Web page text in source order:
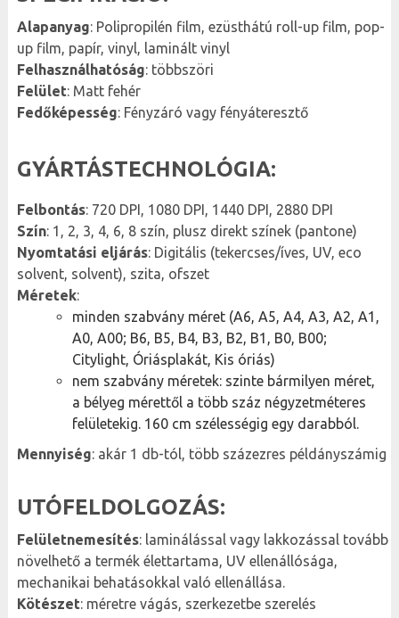
Alapanyag: Polipropilén film, ezüsthátú roll-up film, pop-
up film, papír, vinyl, laminált vinyl
Felhasználhatóság: többszöri
Felület: Matt fehér
Fedőképesség: Fényzáró vagy fényáteresztő
GYÁRTÁSTECHNOLÓGIA:
Felbontás: 720 DPI, 1080 DPI, 1440 DPI, 2880 DPI
Szín: 1, 2, 3, 4, 6, 8 szín, plusz direkt színek (pantone)
Nyomtatási eljárás: Digitális (tekercses/íves, UV, eco
solvent, solvent), szita, ofszet
Méretek:
minden szabvány méret (A6, A5, A4, A3, A2, A1,
A0, A00; B6, B5, B4, B3, B2, B1, B0, B00;
Citylight, Óriásplakát, Kis óriás)
nem szabvány méretek: szinte bármilyen méret,
a bélyeg mérettől a több száz négyzetméteres
felületekig. 160 cm szélességig egy darabból.
Mennyiség: akár 1 db-tól, több százezres példányszámig
UTÓFELDOLGOZÁS:
Felületnemesítés: laminálással vagy lakkozással tovább
növelhető a termék élettartama, UV ellenállósága,
mechanikai behatásokkal való ellenállása.
Kötészet: méretre vágás, szerkezetbe szerelés